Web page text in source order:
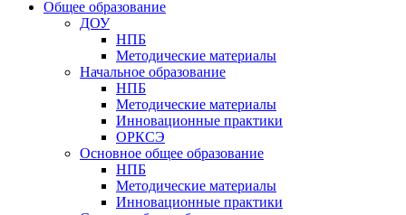
Общее образование
ДОУ
НПБ
Методические материалы
Начальное образование
НПБ
Методические материалы
Инновационные практики
ОРКСЭ
Основное общее образование
НПБ
Методические материалы
Инновационные практики